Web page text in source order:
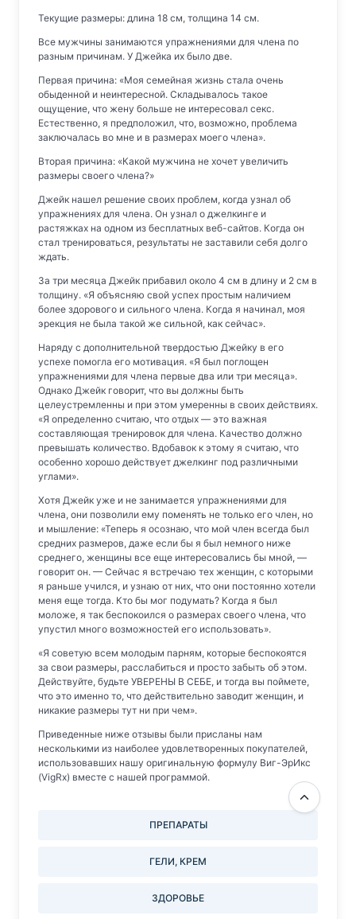
Текущие размеры: длина 18 см, толщина 14 см.
Все мужчины занимаются упражнениями для члена по
разным причинам. У Джейка их было две.
Первая причина: «Моя семейная жизнь стала очень
обыденной и неинтересной. Складывалось такое
ощущение, что жену больше не интересовал секс.
Естественно, я предположил, что, возможно, проблема
заключалась во мне и в размерах моего члена».
Вторая причина: «Какой мужчина не хочет увеличить
размеры своего члена?»
Джейк нашел решение своих проблем, когда узнал об
упражнениях для члена. Он узнал о джелкинге и
растяжках на одном из бесплатных веб-сайтов. Когда он
стал тренироваться, результаты не заставили себя долго
ждать.
За три месяца Джейк прибавил около 4 см в длину и 2 см в
толщину. «Я объясняю свой успех простым наличием
более здорового и сильного члена. Когда я начинал, моя
эрекция не была такой же сильной, как сейчас».
Наряду с дополнительной твердостью Джейку в его
успехе помогла его мотивация. «Я был поглощен
упражнениями для члена первые два или три месяца».
Однако Джейк говорит, что вы должны быть
целеустремленны и при этом умеренны в своих действиях.
«Я определенно считаю, что отдых — это важная
составляющая тренировок для члена. Качество должно
превышать количество. Вдобавок к этому я считаю, что
особенно хорошо действует джелкинг под различными
углами».
Хотя Джейк уже и не занимается упражнениями для
члена, они позволили ему поменять не только его член, но
и мышление: «Теперь я осознаю, что мой член всегда был
средних размеров, даже если бы я был немного ниже
среднего, женщины все еще интересовались бы мной, —
говорит он. — Сейчас я встречаю тех женщин, с которыми
я раньше учился, и узнаю от них, что они постоянно хотели
меня еще тогда. Кто бы мог подумать? Когда я был
моложе, я так беспокоился о размерах своего члена, что
упустил много возможностей его использовать».
«Я советую всем молодым парням, которые беспокоятся
за свои размеры, расслабиться и просто забыть об этом.
Действуйте, будьте УВЕРЕНЫ В СЕБЕ, и тогда вы поймете,
что это именно то, что действительно заводит женщин, и
никакие размеры тут ни при чем».
Приведенные ниже отзывы были присланы нам
несколькими из наиболее удовлетворенных покупателей,
использовавших нашу оригинальную формулу Виг-ЭрИкс
(VigRx) вместе с нашей программой.
ПРЕПАРАТЫ
ГЕЛИ, КРЕМ
ЗДОРОВЬЕ